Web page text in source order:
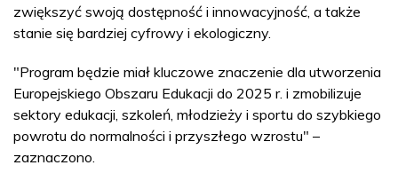
zwiększyć swoją dostępność i innowacyjność, a także
stanie się bardziej cyfrowy i ekologiczny.
"Program będzie miał kluczowe znaczenie dla utworzenia
Europejskiego Obszaru Edukacji do 2025 r. i zmobilizuje
sektory edukacji, szkoleń, młodzieży i sportu do szybkiego
powrotu do normalności i przyszłego wzrostu" –
zaznaczono.